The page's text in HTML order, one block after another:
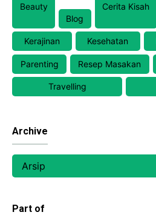
Beauty
Blog
Cerita Kisah
Kerajinan Kesehatan
Parenting Resep Masakan
Travelling
Archive
Part of